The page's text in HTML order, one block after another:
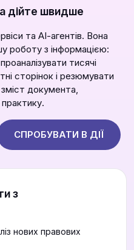
дійте швидше
та АІ-агентів. Вона
роботу з інформацією:
тисячі
сторінок і резюмувати
документа,
СПРОБУВАТИ В ДІЇ
з
нових правових